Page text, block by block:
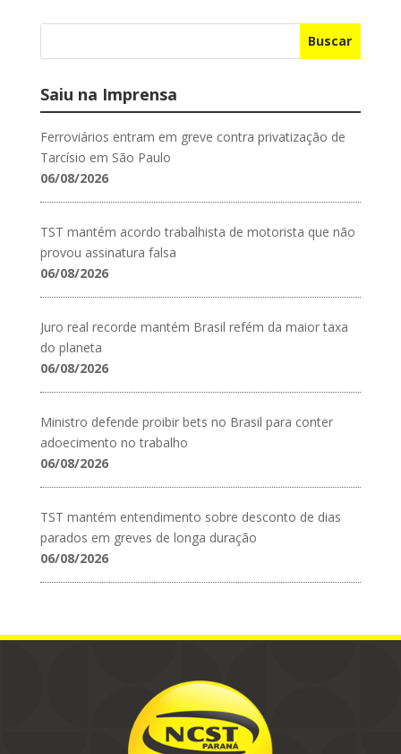
Buscar
Saiu na Imprensa
Ferroviários entram em greve contra privatização de
Tarcísio em São Paulo
06/08/2026
TST mantém acordo trabalhista de motorista que não
provou assinatura falsa
06/08/2026
Juro real recorde mantém Brasil refém da maior taxa
do planeta
06/08/2026
Ministro defende proibir bets no Brasil para conter
adoecimento no trabalho
06/08/2026
TST mantém entendimento sobre desconto de dias
parados em greves de longa duração
06/08/2026